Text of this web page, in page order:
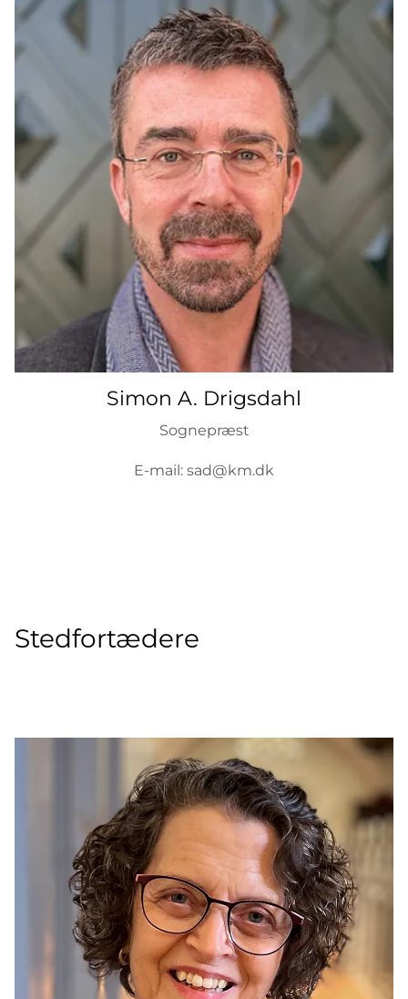
Simon A. Drigsdahl
Sognepræst
E-mail: sad@km.dk
Stedfortædere